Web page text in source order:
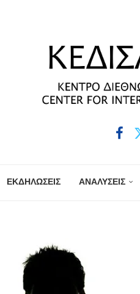
ΕΚΔΗΛΩΣΕΙΣ ΑΝΑΛΥΣΕΙΣ